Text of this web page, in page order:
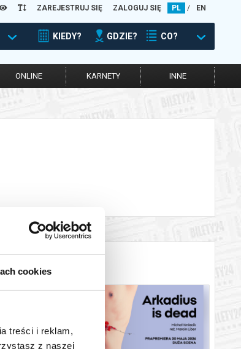
cookies
treści i reklam,
z naszej
ZAREJESTRUJ SIĘ ZALOGUJ SIĘ PL / EN
KIEDY? GDZIE? CO?
ONLINE KARNETY INNE